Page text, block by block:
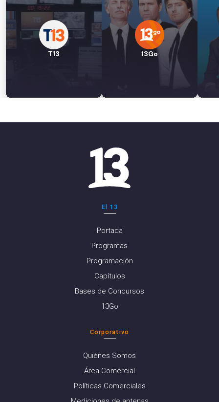
T13 13Go
El 13
Portada
Programas
Programación
Capítulos
Bases de Concursos
13Go
Corporativo
Quiénes Somos
Área Comercial
Políticas Comerciales